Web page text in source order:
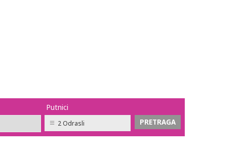
Putnici
2 Odrasli